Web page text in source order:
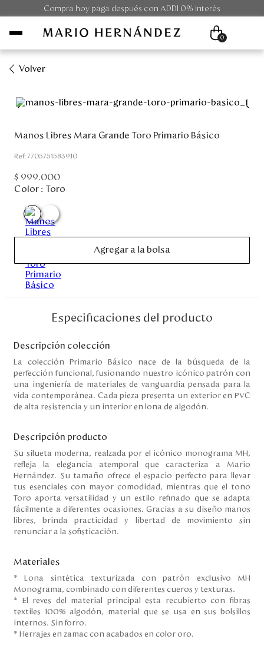
Compra hoy paga después con ADDI 0% interés
Unisex
Viaje
Colecciones
Disney
Mi cuenta
Blog
Servicio al cliente
Nuestras Tiendas
Costa Rica
Panamá
USA
Venezuela
0
Volver
Manos Libres Mara Grande Toro Primario Básico
:7705751583910
$ 999.000
Color : Toro
Agregar a la bolsa
Especificaciones del producto
Descripción colección
La colección Primario Básico nace de la búsqueda de la
perfección funcional, fusionando nuestro icónico patrón con
una ingeniería de materiales de vanguardia pensada para la
vida contemporánea. Cada pieza presenta un exterior en PVC
de alta resistencia y un interior en lona de algodón.
Descripción producto
Su silueta moderna, realzada por el icónico monograma MH,
refleja la elegancia atemporal que caracteriza a Mario
Hernández. Su tamaño ofrece el espacio perfecto para llevar
tus esenciales con mayor comodidad, mientras que el tono
Toro aporta versatilidad y un estilo refinado que se adapta
fácilmente a diferentes ocasiones. Gracias a su diseño manos
libres, brinda practicidad y libertad de movimiento sin
renunciar a la sofisticación.
Materiales
* Lona sintética texturizada con patrón exclusivo MH
Monograma, combinado con diferentes cueros y texturas.
* El reves del material principal esta recubierto con fibras
textiles 100% algodón, material que se usa en sus bolsillos
internos. Sin forro.
* Herrajes en zamac con acabados en color oro.